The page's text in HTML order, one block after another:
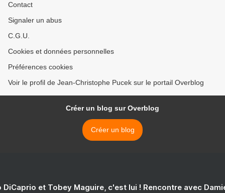
Contact
Signaler un abus
C.G.U.
Cookies et données personnelles
Préférences cookies
Voir le profil de Jean-Christophe Pucek sur le portail Overblog
Créer un blog sur Overblog
Créer un blog
DiCaprio et Tobey Maguire, c'est lui ! Rencontre avec